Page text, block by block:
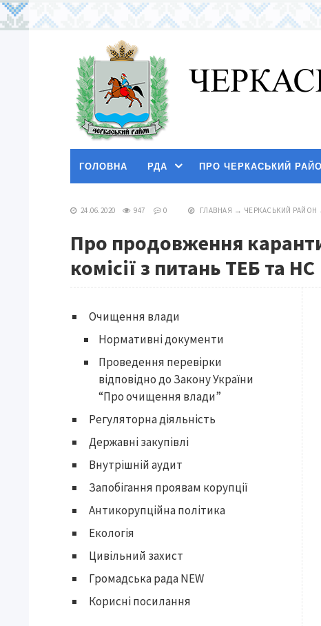
ГОЛОВНА РДА ПРО ЧЕРКАСЬКИЙ
24.06.2020 947 0 ГЛАВНАЯ → ЧЕРКАСЬКИЙ РАЙОН
Про продовження
комісії з питань ТЕБ та НС
Очищення влади
Нормативні документи
Проведення перевірки
відповідно до Закону України
“Про очищення влади”
Регуляторна діяльність
Державні закупівлі
Внутрішній аудит
Запобігання проявам корупції
Антикорупційна політика
Екологія
Цивільний захист
Громадська рада NEW
Корисні посилання